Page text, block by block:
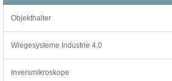
Objekthalter
Wiegesysteme Industrie 4.0
Inversmikroskope